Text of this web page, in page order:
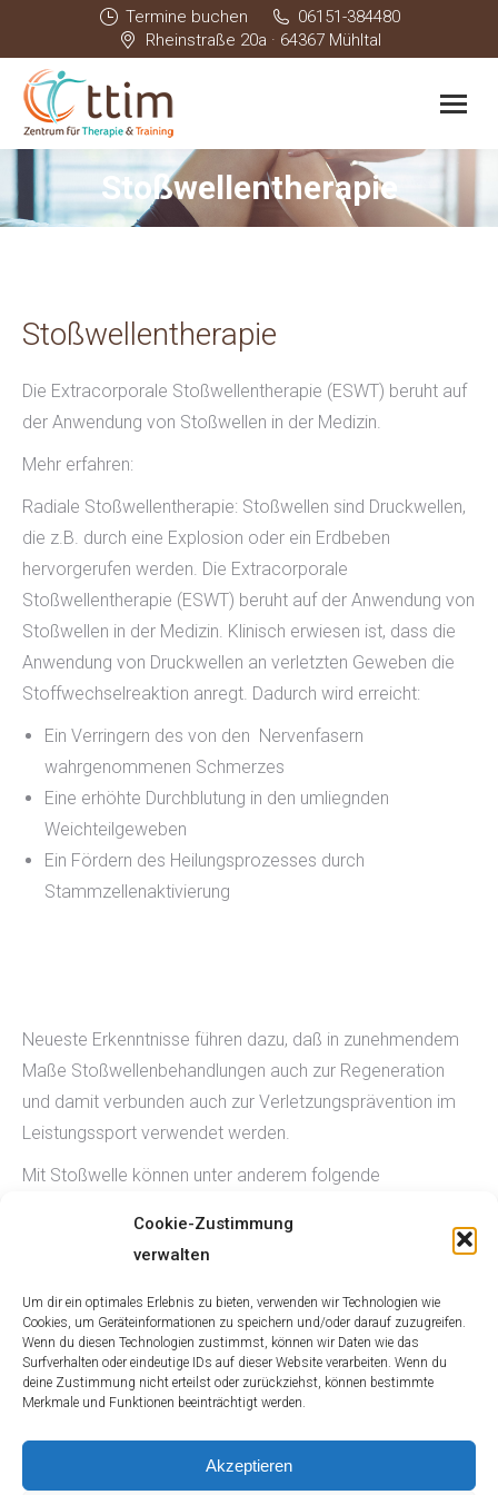
Cookie-Zustimmung
verwalten
Um dir ein optimales Erlebnis zu bieten, verwenden wir Technologien wie
Cookies, um Geräteinformationen zu speichern und/oder darauf zuzugreifen.
Wenn du diesen Technologien zustimmst, können wir Daten wie das
Surfverhalten oder eindeutige IDs auf dieser Website verarbeiten. Wenn du
deine Zustimmung nicht erteilst oder zurückziehst, können bestimmte
Merkmale und Funktionen beeinträchtigt werden.
Akzeptieren
Termine buchen
06151-384480
Rheinstraße 20a · 64367 Mühltal
Stoßwellentherapie
Sie befinden sich hier:
Stoßwellentherapie
Die Extracorporale Stoßwellentherapie (ESWT) beruht auf
der Anwendung von Stoßwellen in der Medizin.
Mehr erfahren:
Radiale Stoßwellentherapie: Stoßwellen sind Druckwellen,
die z.B. durch eine Explosion oder ein Erdbeben
hervorgerufen werden. Die Extracorporale
Stoßwellentherapie (ESWT) beruht auf der Anwendung von
Stoßwellen in der Medizin. Klinisch erwiesen ist, dass die
Anwendung von Druckwellen an verletzten Geweben die
Stoffwechselreaktion anregt. Dadurch wird erreicht:
Ein Verringern des von den Nervenfasern
wahrgenommenen Schmerzes
Eine erhöhte Durchblutung in den umliegnden
Weichteilgeweben
Ein Fördern des Heilungsprozesses durch
Stammzellenaktivierung
Neueste Erkenntnisse führen dazu, daß in zunehmendem
Maße Stoßwellenbehandlungen auch zur Regeneration
und damit verbunden auch zur Verletzungsprävention im
Leistungssport verwendet werden.
Mit Stoßwelle können unter anderem folgende
Schulterschmerz
Hüftmuskelschmerzen
Schmerzen Achillessehne
Fersensporn
etc.